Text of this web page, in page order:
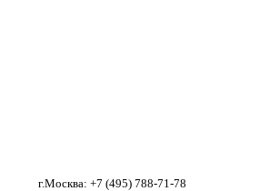
г.Москва: +7 (495) 788-71-78